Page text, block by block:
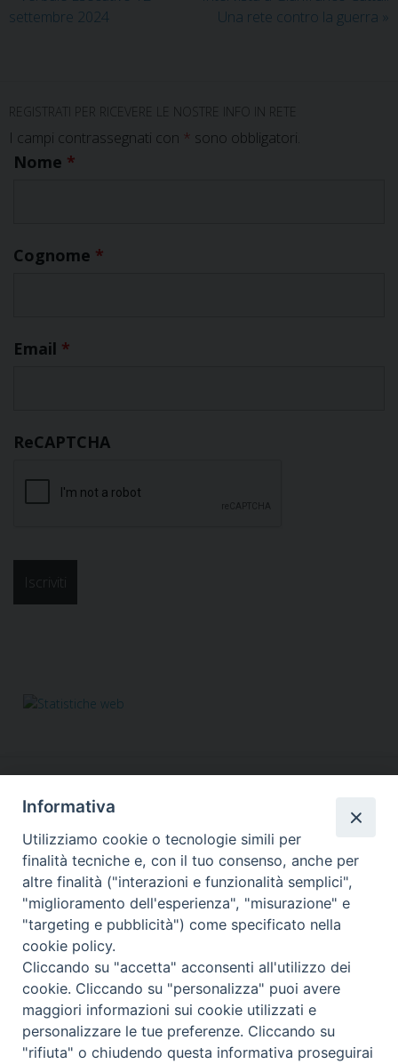
settembre 2024
Una rete contro la guerra »
REGISTRATI PER RICEVERE LE NOSTRE INFO IN RETE
I campi contrassegnati con * sono obbligatori.
Nome *
Cognome *
Email *
ReCAPTCHA
Responsabile segreteria organizzativa, tecnico, amministrativa,
comunicazione, grafica, social&web, Info in rete:
Fabiana Alario
Via Lungotevere dei Vallati, 10 - 00186 Roma
Tel. 3755457540
email: retinoperaroma@gmail.com-segreteria@retinopera.it
© Copyright 2012-2020
Informativa
Utilizziamo cookie o tecnologie simili per
finalità tecniche e, con il tuo consenso, anche per
altre finalità ("interazioni e funzionalità semplici",
"miglioramento dell'esperienza", "misurazione" e
"targeting e pubblicità") come specificato nella
cookie policy.
Cliccando su "accetta" acconsenti all'utilizzo dei
cookie. Cliccando su "personalizza" puoi avere
maggiori informazioni sui cookie utilizzati e
personalizzare le tue preferenze. Cliccando su
"rifiuta" o chiudendo questa informativa proseguirai